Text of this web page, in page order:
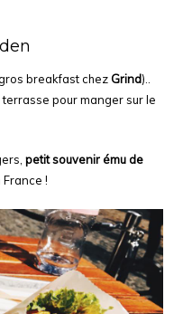
breakfast chez Grind)..
pour manger sur le
petit souvenir ému de
France !